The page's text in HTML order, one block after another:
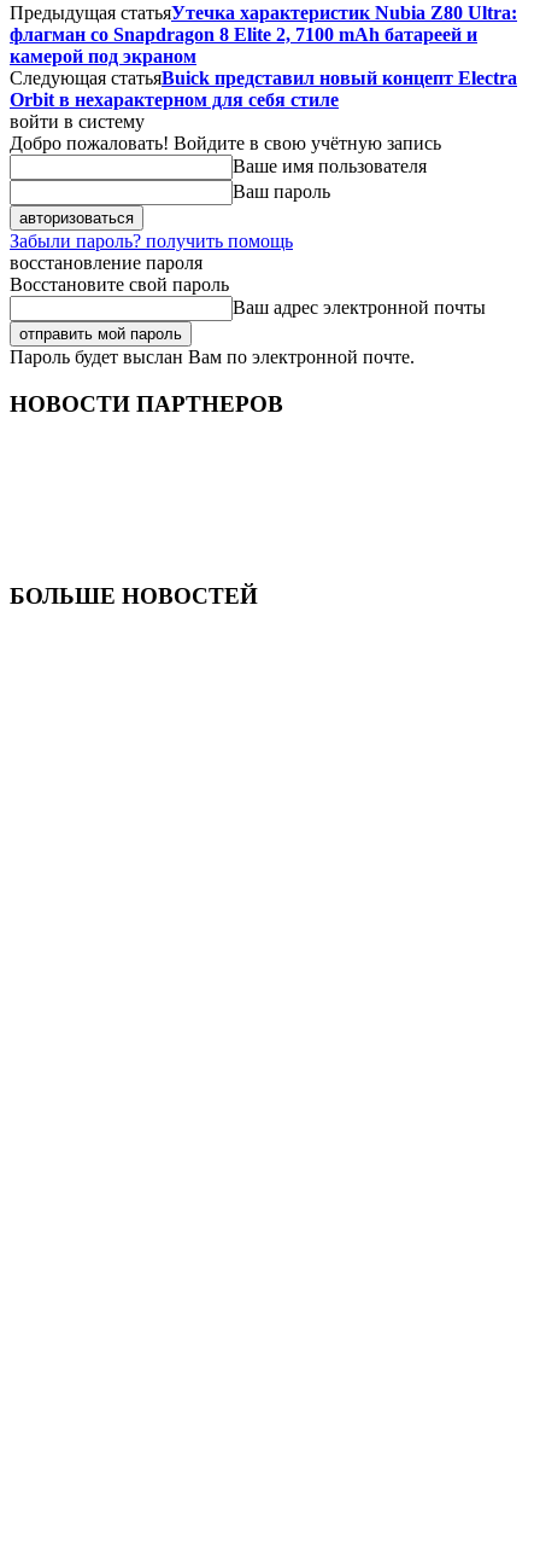
Предыдущая статьяУтечка характеристик Nubia Z80 Ultra:
флагман со Snapdragon 8 Elite 2, 7100 mAh батареей и
камерой под экраном
Следующая статьяBuick представил новый концепт Electra
Orbit в нехарактерном для себя стиле
войти в систему
Добро пожаловать! Войдите в свою учётную запись
Ваше имя пользователя
Ваш пароль
Забыли пароль? получить помощь
восстановление пароля
Восстановите свой пароль
Ваш адрес электронной почты
Пароль будет выслан Вам по электронной почте.
НОВОСТИ ПАРТНЕРОВ
БОЛЬШЕ НОВОСТЕЙ